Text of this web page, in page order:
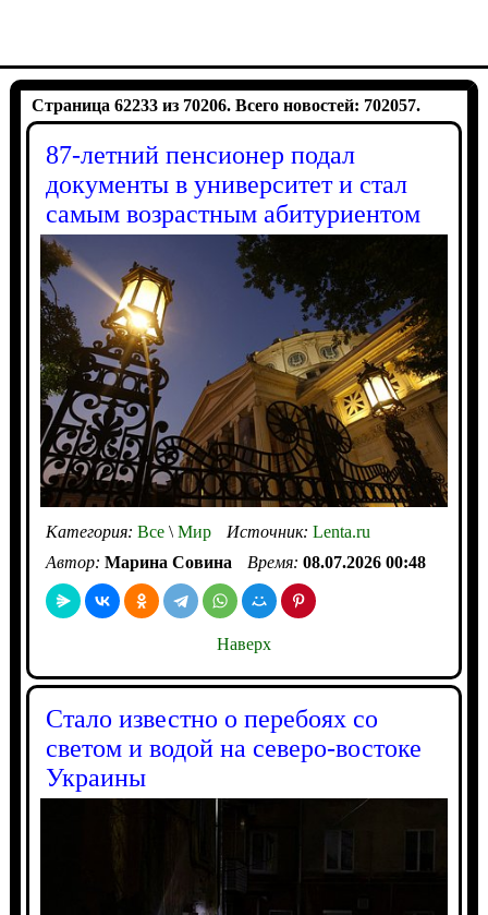
Страница 62233 из 70206. Всего новостей: 702057.
87-летний пенсионер подал
документы в университет и стал
самым возрастным абитуриентом
Категория: Все\Мир Источник: Lenta.ru
Автор: Марина Совина Время: 08.07.2026 00:48
Наверх
Стало известно о перебоях со
светом и водой на северо-востоке
Украины